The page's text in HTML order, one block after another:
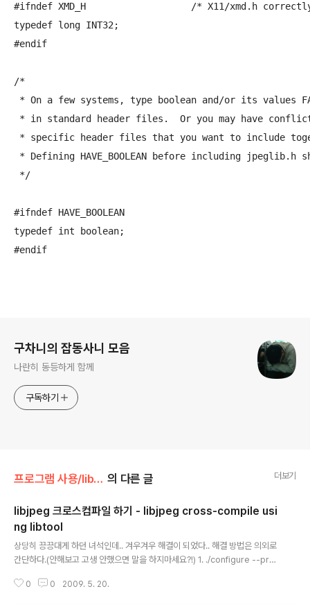
#ifndef XMD_H			/* X11/xmd.h correctly defines INT32 */
typedef long INT32;
#endif
/*
* On a few systems, type boolean and/or its values
* in standard header files.  Or you may have
* specific header files that you want to include
* Defining HAVE_BOOLEAN before including jpeglib.h
*/
#ifndef HAVE_BOOLEAN
typedef int boolean;
#endif
구차니의 잡동사니 모음
나란히 동등하게 함께
구독하기
프로그램 사용/libjpeg 의 다른 글 더보기
libjpeg 크로스컴파일 하기 - libjpeg cross-compile usi
ng libtool
상당히 끙끙대게 하던 녀석인데.. 겨우겨우 해결이 되었다.. 해결 방법은 의외로
간단하다.(안해보고 고생 안했으면 말을 하지마세요?!) 1. ./configure --prefi
8 # If using GNU libtool, LIBTOOL references it; if not, LIBTOOL is
0 0 2009. 5. 20.